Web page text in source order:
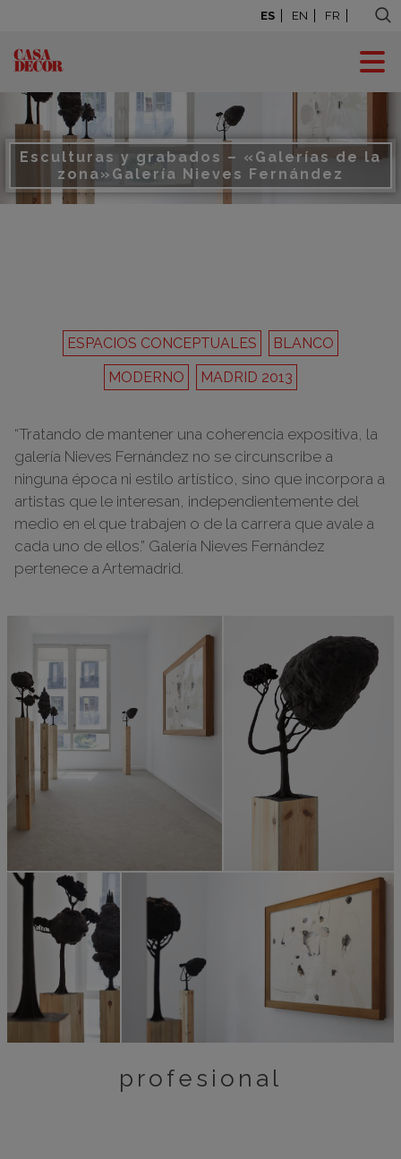
ES EN FR
Esculturas y grabados – «Galerías de la
zona» Galería Nieves Fernández
ESPACIOS CONCEPTUALES
BLANCO
MODERNO
MADRID 2013
“Tratando de mantener una coherencia expositiva, la
galería Nieves Fernández no se circunscribe a
ninguna época ni estilo artístico, sino que incorpora a
artistas que le interesan, independientemente del
medio en el que trabajen o de la carrera que avale a
cada uno de ellos.” Galería Nieves Fernández
pertenece a Artemadrid.
profesional